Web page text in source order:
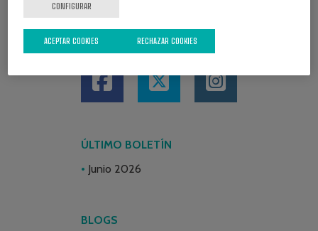
REDES SOCIALES
ÚLTIMO BOLETÍN
Junio 2026
BLOGS
CONFIGURAR
RECHAZAR COOKIES
ACEPTAR COOKIES